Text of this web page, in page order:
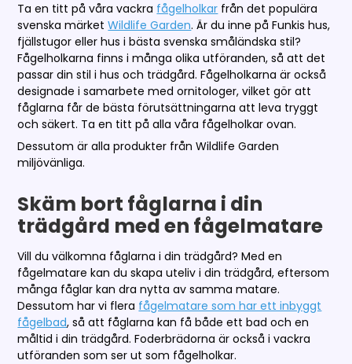
Ta en titt på våra vackra fågelholkar från det populära
svenska märketWildlife Garden. Är du inne på Funkis hus,
fjällstugor eller hus i bästa svenska småländska stil?
Fågelholkarna finns i många olika utföranden, så att det
passar din stil i hus och trädgård. Fågelholkarna är också
designade i samarbete med ornitologer, vilket gör att
fåglarna får de bästa förutsättningarna att leva tryggt
och säkert. Ta en titt på alla våra fågelholkar ovan.
Dessutom är alla produkter från Wildlife Garden
miljövänliga.
Skäm bort fåglarna i din
trädgård med en fågelmatare
Vill du välkomna fåglarna i din trädgård? Med en
fågelmatare kan du skapa uteliv i din trädgård, eftersom
många fåglar kan dra nytta av samma matare.
Dessutom har vi flera fågelmatare som har ett inbyggt
fågelbad, så att fåglarna kan få både ett bad och en
måltid i din trädgård. Foderbrädorna är också i vackra
utföranden som ser ut som fågelholkar.